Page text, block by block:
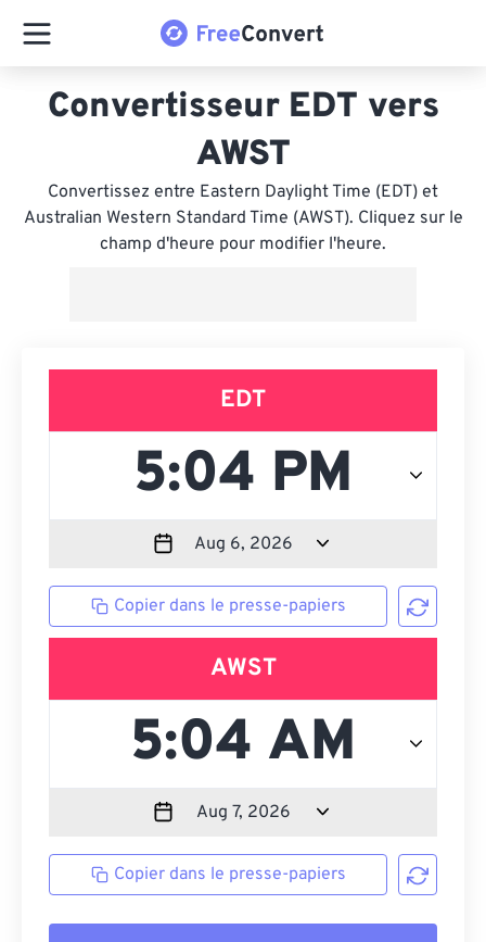
Convertisseur EDT vers
AWST
Convertissez entre Eastern Daylight Time (EDT) et
Australian Western Standard Time (AWST). Cliquez sur le
champ d'heure pour modifier l'heure.
EDT
Copier dans le presse-papiers
AWST
Copier dans le presse-papiers